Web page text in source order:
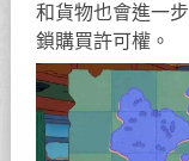
和貨物也會進一
鎖購買許可權。